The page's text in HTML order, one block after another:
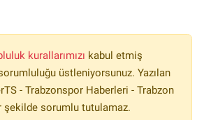
kurallarımızı kabul etmiş
üstleniyorsunuz. Yazılan
- Trabzonspor Haberleri - Trabzon
şekilde sorumlu tutulamaz.